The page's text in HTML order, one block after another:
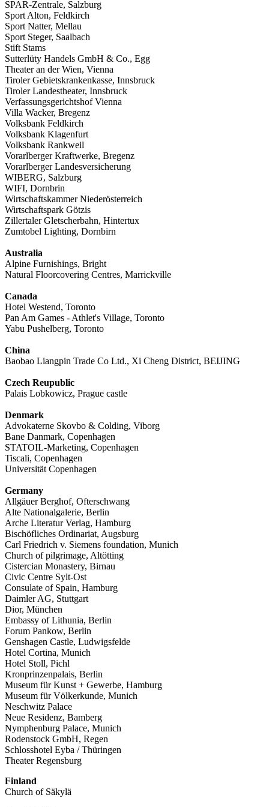
SPAR-Zentrale, Salzburg
Sport Alton, Feldkirch
Sport Natter, Mellau
Sport Steger, Saalbach
Stift Stams
Sutterlüty Handels GmbH & Co., Egg
Theater an der Wien, Vienna
Tiroler Gebietskrankenkasse, Innsbruck
Tiroler Landestheater, Innsbruck
Verfassungsgerichtshof Vienna
Villa Wacker, Bregenz
Volksbank Feldkirch
Volksbank Klagenfurt
Volksbank Rankweil
Vorarlberger Kraftwerke, Bregenz
Vorarlberger Landesversicherung
WIBERG, Salzburg
WIFI, Dornbrin
Wirtschaftskammer Niederösterreich
Wirtschaftspark Götzis
Zillertaler Gletscherbahn, Hintertux
Zumtobel Lighting, Dornbirn
Australia
Alpine Furnishings, Bright
Natural Floorcovering Centres, Marrickville
Canada
Hotel Westend, Toronto
Pan Am Games - Athlet's Village, Toronto
Yabu Pushelberg, Toronto
China
Baobao Liangpin Trade Co Ltd., Xi Cheng District, BEIJING
Czech Reupublic
Palais Lobkowicz, Prague castle
Denmark
Advokaterne Skovbo & Colding, Viborg
Bane Danmark, Copenhagen
STATOIL-Marketing, Copenhagen
Tiscali, Copenhagen
Universität Copenhagen
Germany
Allgäuer Berghof, Ofterschwang
Alte Nationalgalerie, Berlin
Arche Literatur Verlag, Hamburg
Bischöfliches Ordinariat, Augsburg
Carl Friedrich v. Siemens foundation, Munich
Church of pilgrimage, Altötting
Cistercian Monastery, Birnau
Civic Centre Sylt-Ost
Consulate of Spain, Hamburg
Daimler AG, Stuttgart
Dior, München
Embassy of Lithunia, Berlin
Forum Pankow, Berlin
Genshagen Castle, Ludwigsfelde
Hotel Cortina, Munich
Hotel Stoll, Pichl
Kronprinzenpalais, Berlin
Museum für Kunst + Gewerbe, Hamburg
Museum für Völkerkunde, Munich
Neschwitz Palace
Neue Residenz, Bamberg
Nymphenburg Palace, Munich
Rodenstock GmbH, Regen
Schlosshotel Eyba / Thüringen
Theater Regensburg
Finland
Church of Säkylä